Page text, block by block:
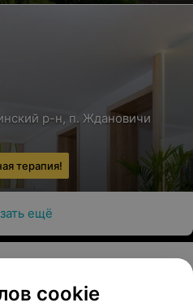
р-н, п. Ждановичи
терапия!
ещё
Размещение рекламы
cookie